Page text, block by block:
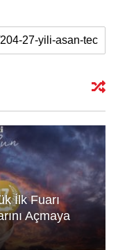
İlk Fuarı
Açmaya